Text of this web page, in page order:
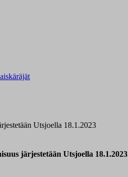
Utsjoella 18.1.2023
järjestetään Utsjoella 18.1.2023